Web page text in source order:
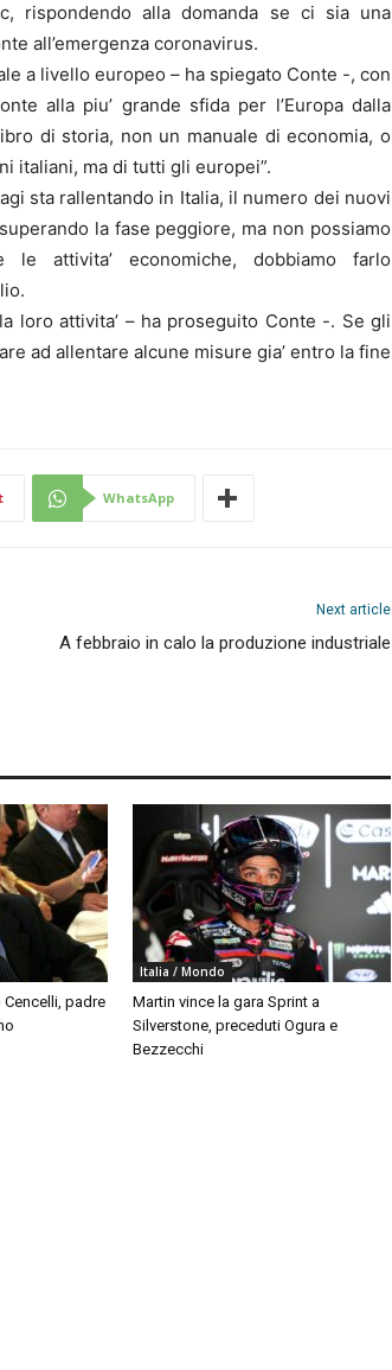
rispondendo alla domanda se ci sia una
all’emergenza coronavirus.
a livello europeo – ha spiegato Conte -, con
alla piu’ grande sfida per l’Europa dalla
di storia, non un manuale di economia, o
italiani, ma di tutti gli europei”.
sta rallentando in Italia, il numero dei nuovi
la fase peggiore, ma non possiamo
attivita’ economiche, dobbiamo farlo
loro attivita’ – ha proseguito Conte -. Se gli
ad allentare alcune misure gia’ entro la fine
WhatsApp
Next article
A febbraio in calo la produzione industriale
Cencelli, padre
Italia / Mondo
Martin vince la gara Sprint a
Silverstone, preceduti Ogura e
Bezzecchi